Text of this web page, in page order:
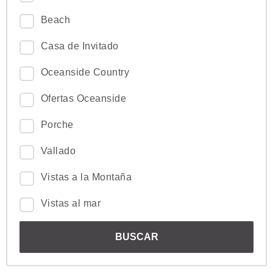
Beach
Casa de Invitado
Oceanside Country
Ofertas Oceanside
Porche
Vallado
Vistas a la Montaña
Vistas al mar